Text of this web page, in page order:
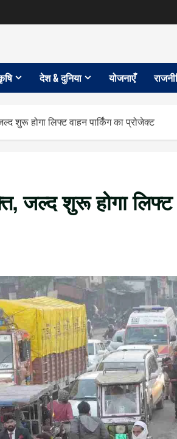
देश & दुनिया योजनाएँ
शुरू होगा लिफ्ट वाहन पार्किंग का प्रोजेक्ट
जल्द शुरू होगा लिफ्ट